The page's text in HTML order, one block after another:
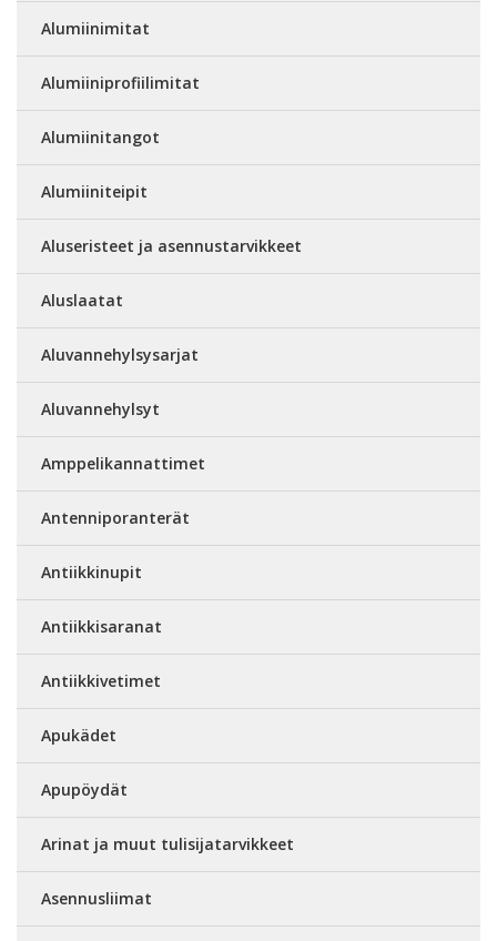
Alumiinimitat
Alumiiniprofiilimitat
Alumiinitangot
Alumiiniteipit
Aluseristeet ja asennustarvikkeet
Aluslaatat
Aluvannehylsysarjat
Aluvannehylsyt
Amppelikannattimet
Antenniporanterät
Antiikkinupit
Antiikkisaranat
Antiikkivetimet
Apukädet
Apupöydät
Arinat ja muut tulisijatarvikkeet
Asennusliimat